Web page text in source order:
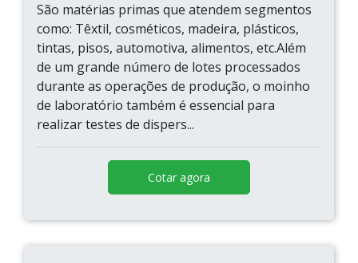
São matérias primas que atendem segmentos
como: Têxtil, cosméticos, madeira, plásticos,
tintas, pisos, automotiva, alimentos, etc.Além
de um grande número de lotes processados
durante as operações de produção, o moinho
de laboratório também é essencial para
realizar testes de dispers...
Cotar agora